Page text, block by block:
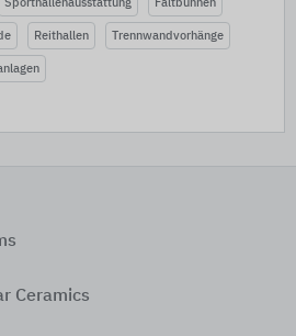
Sporthallenausstattung Faltbühnen
Reithallen Trennwandvorhänge
Ceramics